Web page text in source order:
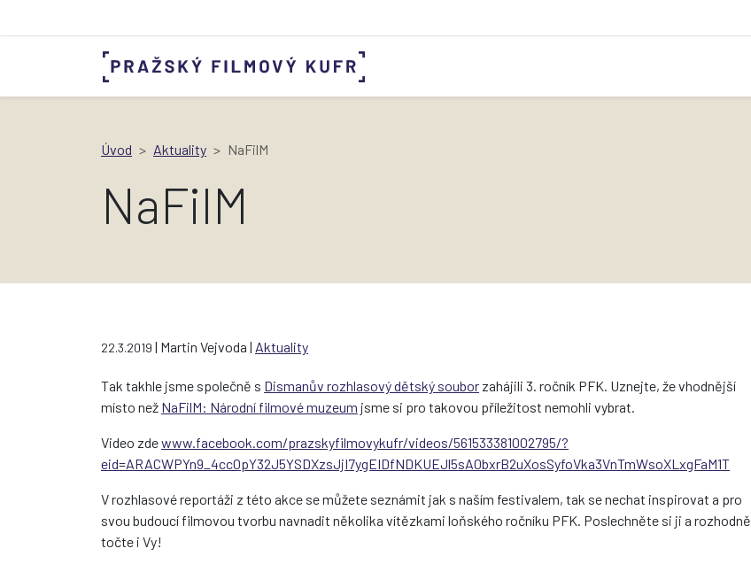
Úvod Aktuality NaFilM
NaFilM
22.3.2019 | Martin Vejvoda | Aktuality
Tak takhle jsme společně s Dismanův rozhlasový dětský soubor zahájili 3. ročník PFK. Uznejte, že vhodnější
místo než NaFilM: Národní filmové muzeum jsme si pro takovou příležitost nemohli vybrat.
Video zdewww.facebook.com/prazskyfilmovykufr/videos/561533381002795/?
eid=ARACWPYn9_4cc0pY32J5YSDXzsJjI7ygEIDfNDKUEJl5sA0bxrB2uXosSyfoVka3VnTmWsoXLxgFaM1T
V rozhlasové reportáži z této akce se můžete seznámit jak s naším festivalem, tak se nechat inspirovat a pro
svou budoucí filmovou tvorbu navnadit několika vítězkami loňského ročníku PFK. Poslechněte si ji a rozhodně
točte i Vy!